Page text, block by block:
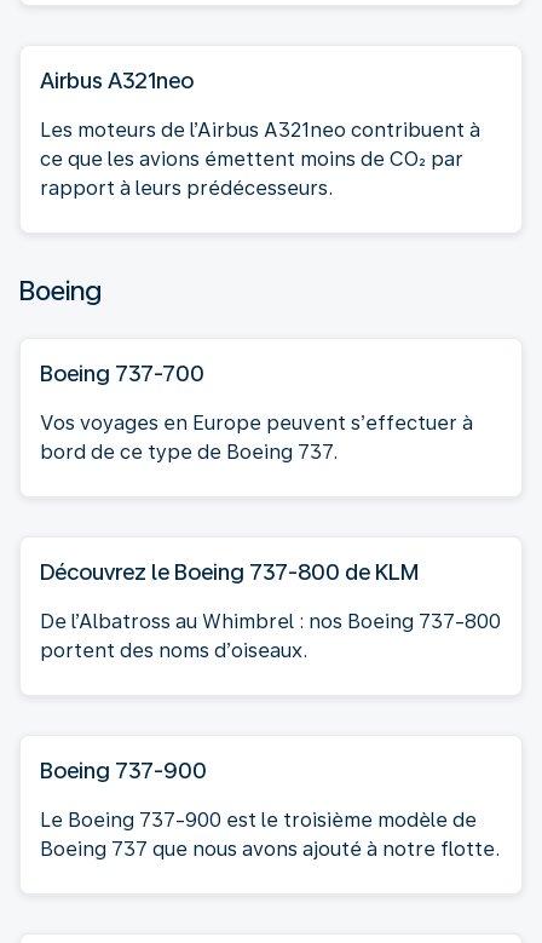
Airbus A321neo
Les moteurs de l’Airbus A321neo contribuent à
ce que les avions émettent moins de CO₂ par
rapport à leurs prédécesseurs.
Boeing
Boeing 737-700
Vos voyages en Europe peuvent s’effectuer à
bord de ce type de Boeing 737.
Découvrez le Boeing 737-800 de KLM
De l’Albatross au Whimbrel : nos Boeing 737-800
portent des noms d’oiseaux.
Boeing 737-900
Le Boeing 737-900 est le troisième modèle de
Boeing 737 que nous avons ajouté à notre flotte.